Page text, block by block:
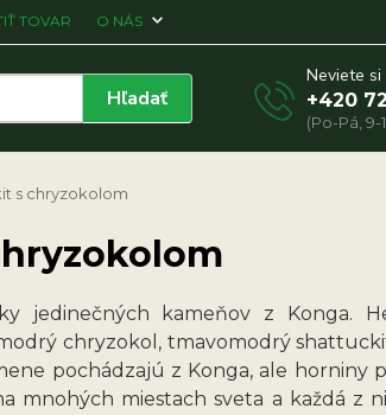
TOVAR O NÁS
Hľadať
Neviete si
+420
(Po-Pá, 9-
s chryzokolom
jedinečných kameňov z Konga.
chryzokol, tmavomodrý
pochádzajú z Konga, ale
mnohých miestach sveta a každá z